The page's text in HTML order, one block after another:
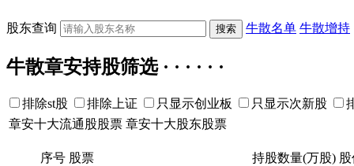
股东查询 牛散名单 牛散增持
牛散章安持股筛选 · · · · · ·
排除st股 排除上证 只显示创业板 只显示次新股
章安十大流通股股票 章安十大股东股票
序号 股票 持股数量(万股)